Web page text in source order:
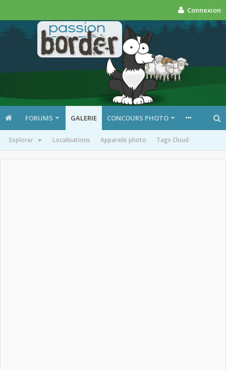
Connexion
FORUMS GALERIE
Explorer Localisations Appareils photo Tags Cloud
CONCOURS PHOTO